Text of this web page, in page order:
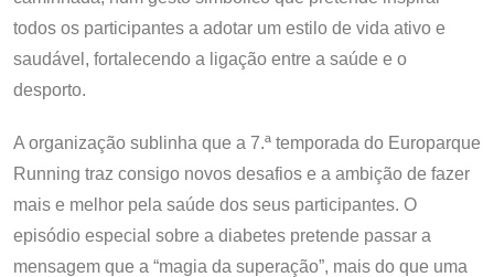
todos os participantes a adotar um estilo de vida ativo e
saudável, fortalecendo a ligação entre a saúde e o
desporto.
A organização sublinha que a 7.ª temporada do Europarque
Running traz consigo novos desafios e a ambição de fazer
mais e melhor pela saúde dos seus participantes. O
episódio especial sobre a diabetes pretende passar a
mensagem que a “magia da superação”, mais do que uma